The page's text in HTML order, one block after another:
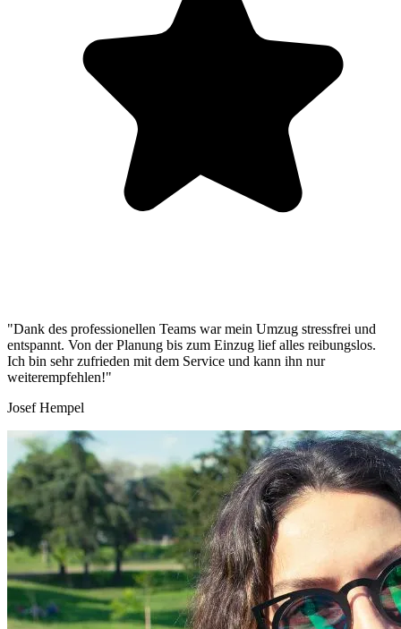
"Dank des professionellen Teams war mein Umzug stressfrei und
entspannt. Von der Planung bis zum Einzug lief alles reibungslos.
Ich bin sehr zufrieden mit dem Service und kann ihn nur
weiterempfehlen!"
Josef Hempel